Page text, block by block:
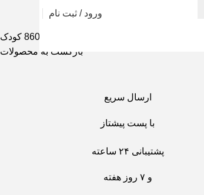
ورود / ثبت نام
بازگشت به محصولات
ارسال سریع
با پست پیشتاز
پشتیبانی ۲۴ ساعته
و ۷ روز هفته